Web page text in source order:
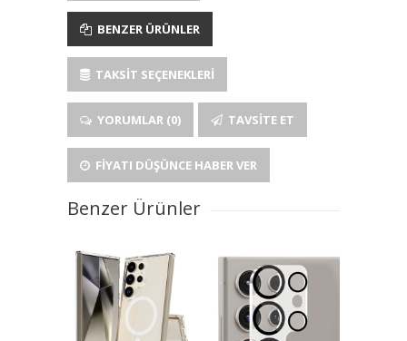
BENZER ÜRÜNLER
TAKSIT SEÇENEKLERI
YORUMLAR (0) TAVSITE ET
FIYATI DÜŞÜNCE HABER VER
Benzer Ürünler